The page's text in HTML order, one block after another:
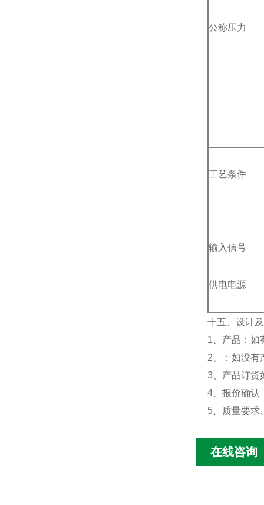
公称压力
工艺条件
输入信号
供电电源
十五、 设计
1、产品：如
2、：如没有
3、产品订货
4、报价确认
5、质量要求
在线咨询